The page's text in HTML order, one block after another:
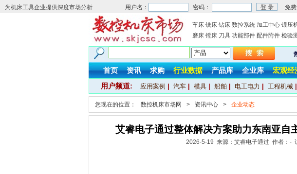
为机床工具企业提供深度市场分析 用户名： 密码： 免
车床 铣床 钻床 数控系统 加工中心 锻压
磨床 镗床 刀具 功能部件 配件附件 检验
首页 资讯 求购 行业数据 产品库 企业库 宏观经
用户频道: 应用案例 汽车 模具 船舶 电工电力 工程机械
您现在的位置： 数控机床市场网 > 资讯中心 > 企业动态
艾睿电子通过整体解决方案助力东南亚自
2026-5-19 来源：艾睿电子通过 作者：-